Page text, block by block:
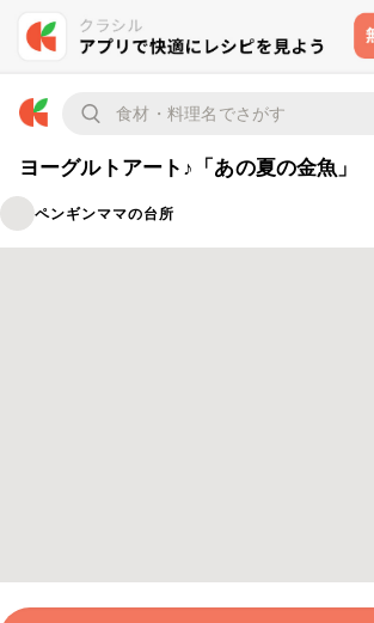
ヨーグルトアート♪「あの夏の金魚」
ペンギンママの台所